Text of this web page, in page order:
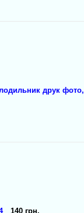
друк
140 грн.